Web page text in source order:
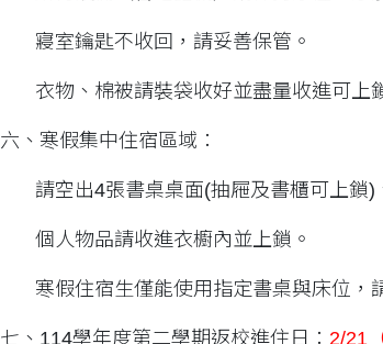
寢室鑰匙不收回，請妥善保管。
衣物、棉被請裝袋收好並盡量收進可
六、寒假集中住宿區域：
請空出4張書桌桌面(抽屜及書櫃可上鎖)
個人物品請收進衣櫥內並上鎖。
寒假住宿生僅能使用指定書桌與床位
七、114學年度第二學期返校進住日： 2/21